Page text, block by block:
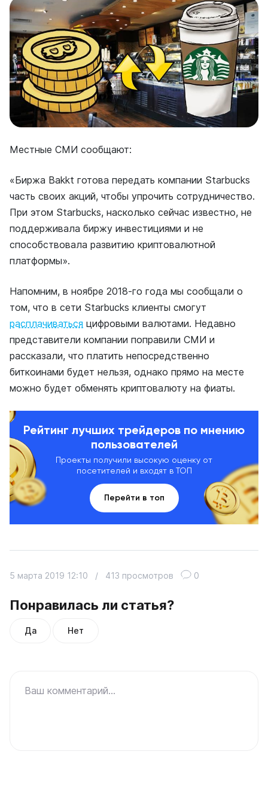
Местные СМИ сообщают:
«Биржа Bakkt готова передать компании Starbucks
часть своих акций, чтобы упрочить сотрудничество.
При этом Starbucks, насколько сейчас известно, не
поддерживала биржу инвестициями и не
способствовала развитию криптовалютной
платформы».
Напомним, в ноябре 2018-го года мы сообщали о
том, что в сети Starbucks клиенты смогут
расплачиваться цифровыми валютами. Недавно
представители компании поправили СМИ и
рассказали, что платить непосредственно
биткоинами будет нельзя, однако прямо на месте
можно будет обменять криптовалюту на фиаты.
Рейтинг лучших трейдеров по мнению
пользователей
Проекты получили высокую оценку от
посетителей и входят в ТОП
Перейти в топ
Понравилась ли статья?
Да Нет
5 марта 2019 12:10 / 413 просмотров 0
Ваш комментарий...